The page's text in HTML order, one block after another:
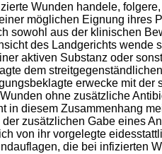
Wunden handele,
möglichen Eignung ihres
sowohl aus der klinischen
des Landgerichts wende
aktiven Substanz oder
dem
erwecke mit der
ohne zusätzliche
in diesem Zusammenhang
zusätzlichen Gabe eines
von ihr vorgelegte
die bei infizierten